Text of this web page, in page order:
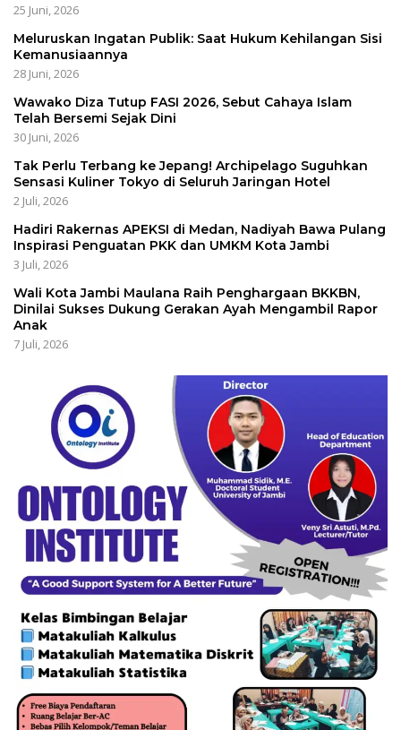
25 Juni, 2026
Meluruskan Ingatan Publik: Saat Hukum Kehilangan Sisi
Kemanusiaannya
28 Juni, 2026
Wawako Diza Tutup FASI 2026, Sebut Cahaya Islam
Telah Bersemi Sejak Dini
30 Juni, 2026
Tak Perlu Terbang ke Jepang! Archipelago Suguhkan
Sensasi Kuliner Tokyo di Seluruh Jaringan Hotel
2 Juli, 2026
Hadiri Rakernas APEKSI di Medan, Nadiyah Bawa Pulang
Inspirasi Penguatan PKK dan UMKM Kota Jambi
3 Juli, 2026
Wali Kota Jambi Maulana Raih Penghargaan BKKBN,
Dinilai Sukses Dukung Gerakan Ayah Mengambil Rapor
Anak
7 Juli, 2026